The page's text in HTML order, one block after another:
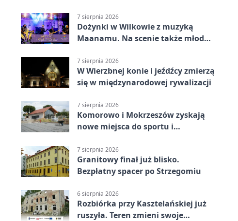
7 sierpnia 2026
Dożynki w Wilkowie z muzyką
Maanamu. Na scenie także młode
7 sierpnia 2026
W Wierzbnej konie i jeźdźcy zmierzą
się w międzynarodowej rywalizacji
7 sierpnia 2026
Komorowo i Mokrzeszów zyskają
nowe miejsca do sportu i
7 sierpnia 2026
Granitowy finał już blisko.
Bezpłatny spacer po Strzegomiu
6 sierpnia 2026
Rozbiórka przy Kasztelańskiej już
ruszyła. Teren zmieni swoje